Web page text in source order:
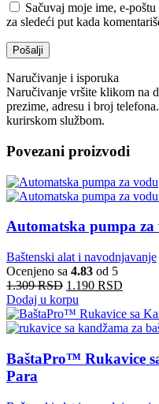
Sačuvaj moje ime, e-
za sledeći put kada
Naručivanje i isporuka
Naručivanje vršite klikom na
prezime, adresu i broj
kurirskom službom.
Povezani proizvodi
Automatska pumpa za
Baštenski alat i navodnjavanje
Ocenjeno sa 4.83 od 5
1.309RSD 1.190 RSD
Dodaj u korpu
BaštaPro™ Rukavice
Para